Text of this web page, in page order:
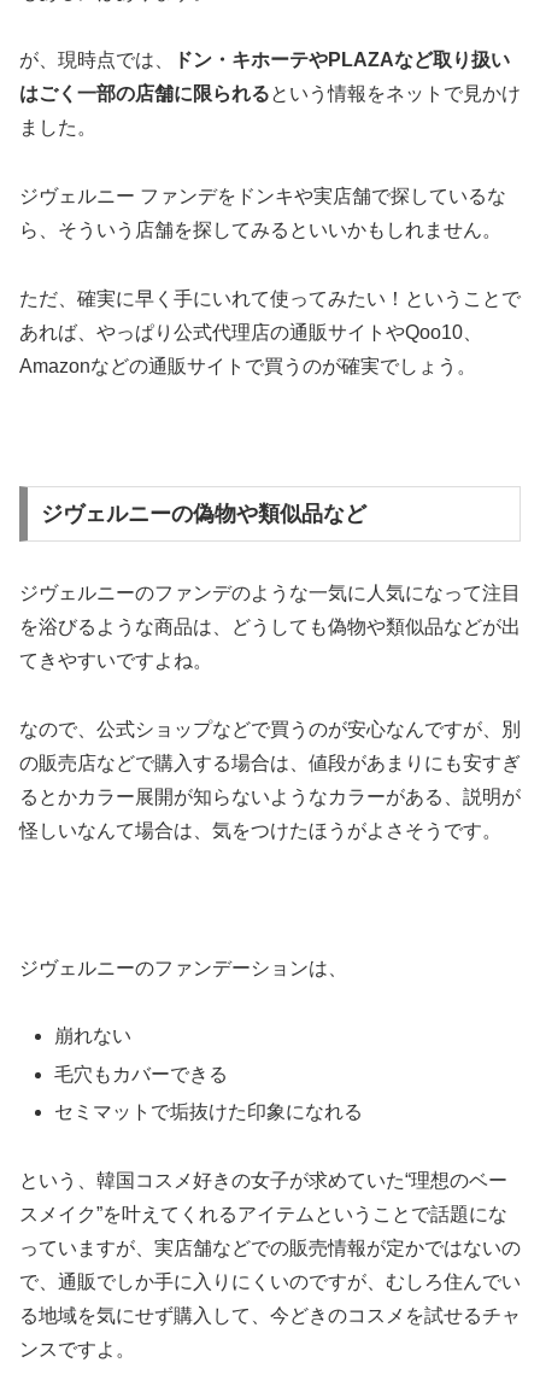
が、現時点では、
ドン・キホーテやPLAZAなど取り扱い
はごく一部の店舗に限られるという情報をネットで見かけ
ました。
ジヴェルニー ファンデをドンキや実店舗で探しているな
ら、そういう店舗を探してみるといいかもしれません。
ただ、確実に早く手にいれて使ってみたい！ということで
あれば、やっぱり公式代理店の通販サイトやQoo10、
Amazonなどの通販サイトで買うのが確実でしょう。
ジヴェルニーの偽物や類似品など
ジヴェルニーのファンデのような一気に人気になって注目
を浴びるような商品は、どうしても偽物や類似品などが出
てきやすいですよね。
なので、公式ショップなどで買うのが安心なんですが、別
の販売店などで購入する場合は、値段があまりにも安すぎ
るとかカラー展開が知らないようなカラーがある、説明が
怪しいなんて場合は、気をつけたほうがよさそうです。
ジヴェルニーのファンデーションは、
崩れない
毛穴もカバーできる
セミマットで垢抜けた印象になれる
という、韓国コスメ好きの女子が求めていた“理想のベー
スメイク”を叶えてくれるアイテムということで話題にな
っていますが、実店舗などでの販売情報が定かではないの
で、通販でしか手に入りにくいのですが、むしろ住んでい
る地域を気にせず購入して、今どきのコスメを試せるチャ
ンスですよ。